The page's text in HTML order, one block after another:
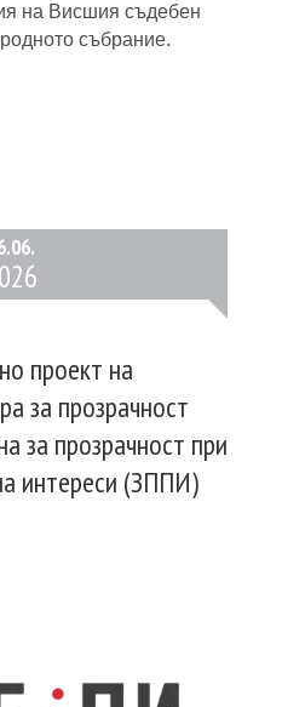
на Висшия съдебен
събрание.
06.
проект на
за прозрачност
за прозрачност при
интереси (ЗППИ)